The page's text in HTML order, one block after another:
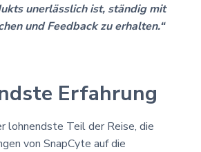
unerlässlich ist, ständig mit
und Feedback zu erhalten.“
Erfahrung
lohnendste Teil der Reise, die
von SnapCyte auf die